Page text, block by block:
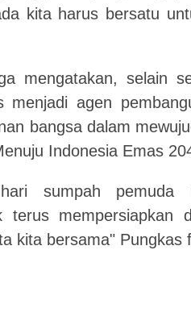
kita harus bersatu
mengatakan, selain
agen
bangsa dalam
Indonesia Emas
sumpah
terus mempersiapkan
kita bersama" Pungkas